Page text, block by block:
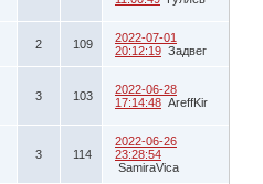
2 109
2022-07-01
20:12:19 Задвег
3 103
2022-06-28
17:14:48 AreffKir
3 114
2022-06-26
23:28:54
SamiraVica